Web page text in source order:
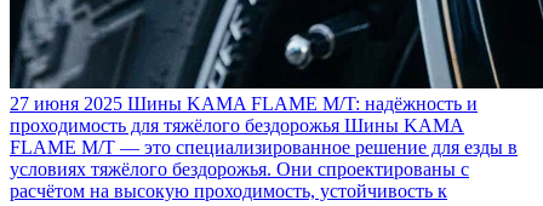
27 июня 2025 Шины KAMA FLAME M/T: надёжность и
проходимость для тяжёлого бездорожья Шины KAMA
FLAME M/T — это специализированное решение для езды в
условиях тяжёлого бездорожья. Они спроектированы с
расчётом на высокую проходимость, устойчивость к